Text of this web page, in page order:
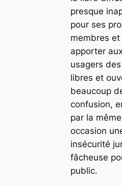
presque
pour ses
membres
apporter
usagers
libres et
beaucoup
confusion,
par la même
occasion
insécurité
fâcheuse
public.